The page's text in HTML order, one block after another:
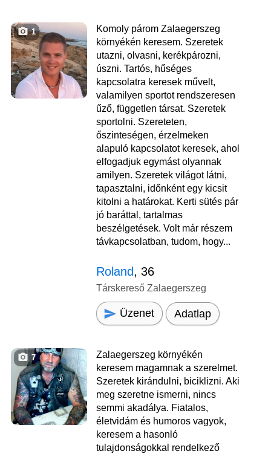
1
Komoly párom Zalaegerszeg
környékén keresem. Szeretek
utazni, olvasni, kerékpározni,
úszni. Tartós, hűséges
kapcsolatra keresek művelt,
valamilyen sportot rendszeresen
űző, független társat. Szeretek
sportolni. Szereteten,
őszinteségen, érzelmeken
alapuló kapcsolatot keresek, ahol
elfogadjuk egymást olyannak
amilyen. Szeretek világot látni,
tapasztalni, időnként egy kicsit
kitolni a határokat. Kerti sütés pár
jó baráttal, tartalmas
beszélgetések. Volt már részem
távkapcsolatban, tudom, hogy...
Roland, 36
Társkereső Zalaegerszeg
Üzenet Adatlap
7
Zalaegerszeg környékén
keresem magamnak a szerelmet.
Szeretek kirándulni, biciklizni. Aki
meg szeretne ismerni, nincs
semmi akadálya. Fiatalos,
életvidám és humoros vagyok,
keresem a hasonló
tulajdonságokkal rendelkező